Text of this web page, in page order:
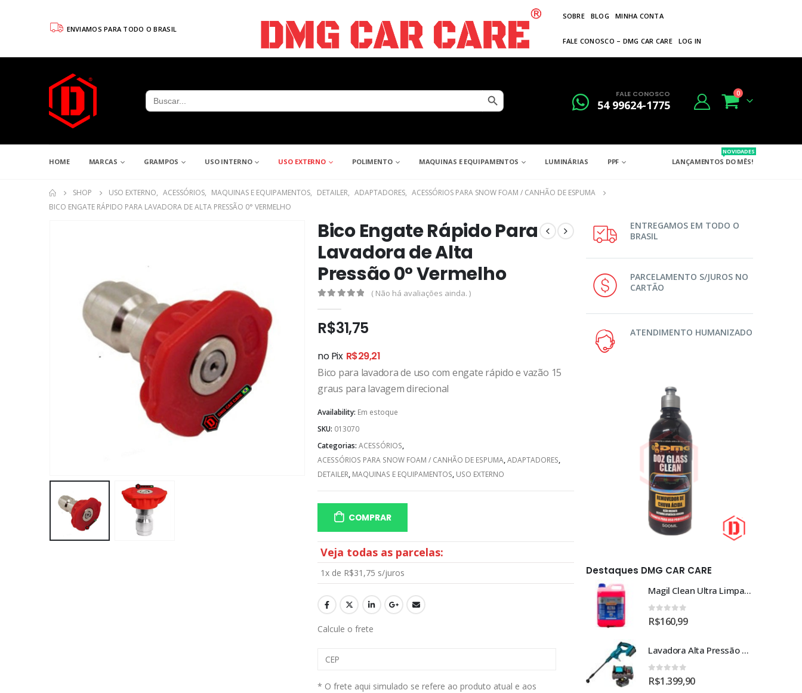
ENVIAMOS PARA TODO O BRASIL
SOBRE BLOG MINHA CONTA
FALE CONOSCO – DMG CAR CARE LOG IN
Search
for:
Search Button FALE CONOSCO
54 99624-1775
0
HOME MARCAS GRAMPOS USO INTERNO USO EXTERNO POLIMENTO MAQUINAS E EQUIPAMENTOS LUMINÁRIAS PPF LANÇAMENTOS DO MÊS!
NOVIDADES
SHOP USO EXTERNO, ACESSÓRIOS, MAQUINAS E EQUIPAMENTOS, DETAILER, ADAPTADORES, ACESSÓRIOS PARA SNOW FOAM / CANHÃO DE ESPUMA
BICO ENGATE RÁPIDO PARA LAVADORA DE ALTA PRESSÃO 0° VERMELHO
Bico Engate Rápido Para
Lavadora de Alta
Pressão 0° Vermelho
( Não há avaliações ainda. )
R$31,75
no Pix R$29,21
Bico para lavadora de uso com engate rápido e vazão 15
graus para lavagem direcional
Availability: Em estoque
SKU: 013070
Categorias: ACESSÓRIOS,
ACESSÓRIOS PARA SNOW FOAM / CANHÃO DE ESPUMA,ADAPTADORES,
DETAILER, MAQUINAS E EQUIPAMENTOS, USO EXTERNO
COMPRAR
Veja todas as parcelas:
1x de R$31,75 s/juros
Calcule o frete
* O frete aqui simulado se refere ao produto atual e aos
ENTREGAMOS EM TODO O
BRASIL
PARCELAMENTO S/JUROS NO
CARTÃO
ATENDIMENTO HUMANIZADO
Destaques DMG CAR CARE
R$1.399,90 R$ 1.399,90
Magil Clean Ultra Limpador AutoClean Uso Geral 5L
0 out of 5
R$160,99
Lavadora Alta Pressão Bateria 18v 1bat 3a Makita Dhw180zc
0 out of 5
R$1.399,90